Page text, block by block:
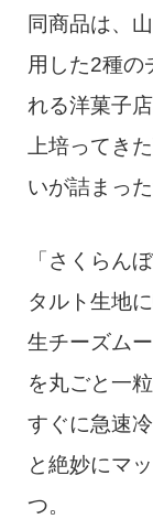
同商品は、
用した2種の
れる洋菓子
上培ってき
いが詰まっ
「さくらん
タルト生地
生チーズム
を丸ごと一
すぐに急速
と絶妙にマ
つ。